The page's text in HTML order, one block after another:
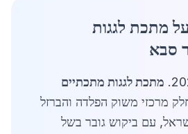
מתכת לגגות
סבא
מתכת לגגות מתכתיים
מרכזי משוק הפלדה והברזל
עם ביקוש גובר בשל